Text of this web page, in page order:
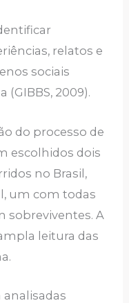
relatos e
sociais
(GIBBS, 2009).
do processo de
escolhidos dois
no Brasil,
um com todas
sobreviventes. A
leitura das
analisadas